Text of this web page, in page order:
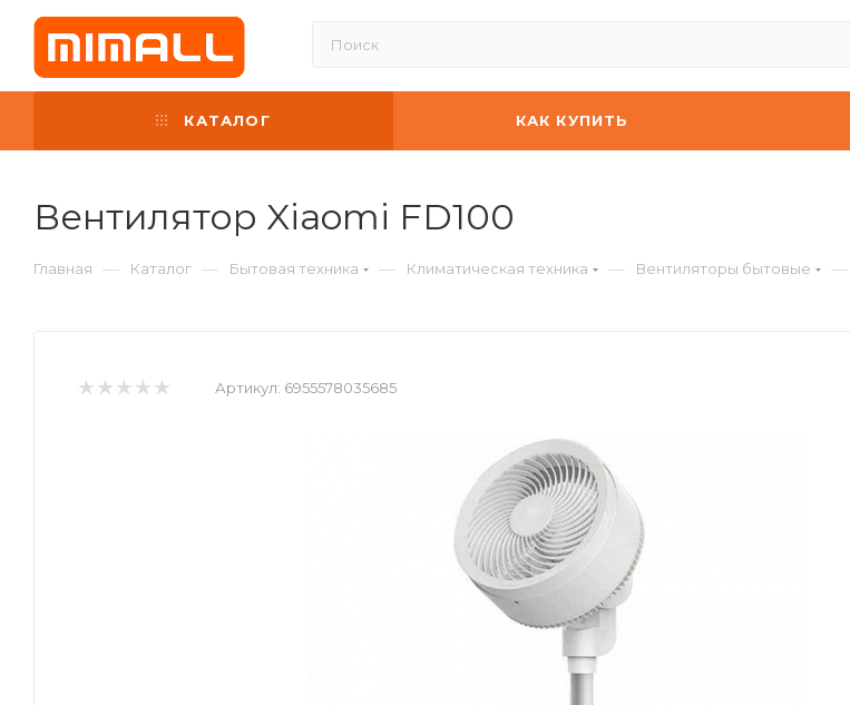
КАТАЛОГ КАК КУПИТЬ
Вентилятор Xiaomi FD100
Главная — Каталог — Бытовая техника — Климатическая техника — Вентиляторы бытовые —
Артикул: 6955578035685